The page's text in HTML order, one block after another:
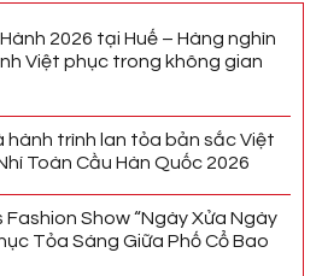
2026 tại Huế – Hàng nghìn
Việt phục trong không gian
hành trình lan tỏa bản sắc Việt
Toàn Cầu Hàn Quốc 2026
Show “Ngày Xửa Ngày
Tỏa Sáng Giữa Phố Cổ Bao